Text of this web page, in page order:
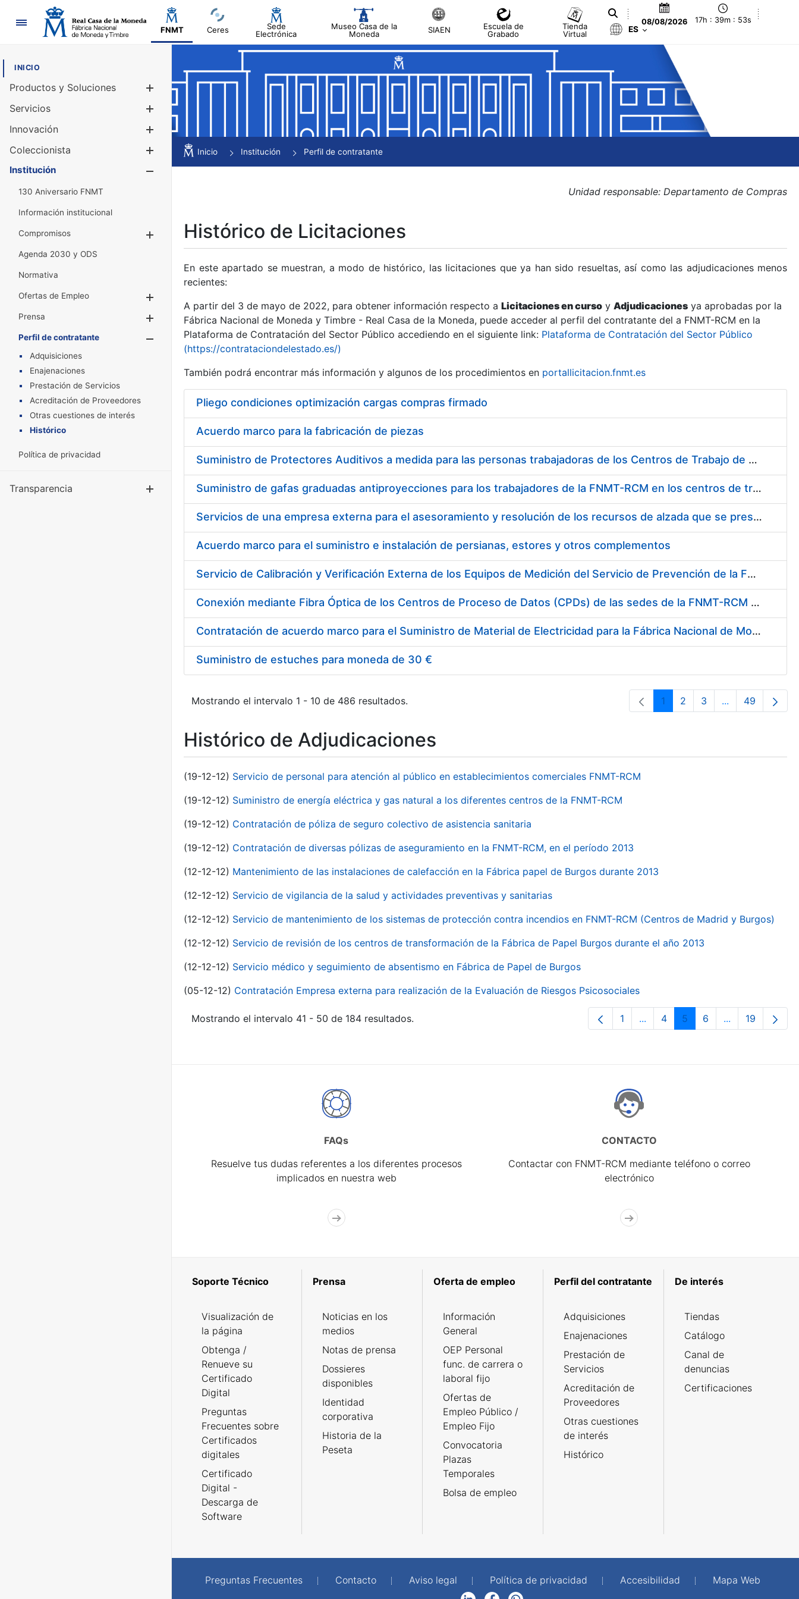
Navegación
FNMT Ceres
Sede
Electrónica
Museo Casa de la
Moneda
SIAEN
Escuela de
Grabado
Tienda
Virtual
08/08/2026 17h : 39m : 54s
ES
INICIO
Productos y Soluciones
Mostrar/Ocultar
Servicios
Innovación
Coleccionista
Mostrar/Ocultar
Institución
130 Aniversario FNMT
Información institucional
Compromisos
Mostrar/Ocultar
Agenda 2030 y ODS
Normativa
Ofertas de Empleo
Prensa
Mostrar/Ocultar
Perfil de contratante
Mostrar/Ocultar
Adquisiciones
Enajenaciones
Prestación de Servicios
Acreditación de Proveedores
Otras cuestiones de interés
Histórico
Política de privacidad
Transparencia Mostrar/Ocultar
Inicio Institución Perfil de contratante
Unidad responsable: Departamento de Compras
Histórico de Licitaciones
En este apartado se muestran, a modo de histórico, las licitaciones que ya han sido resueltas, así como las adjudicaciones menos
recientes:
A partir del 3 de mayo de 2022, para obtener información respecto a Licitaciones en curso y Adjudicaciones ya aprobadas por la
Fábrica Nacional de Moneda y Timbre - Real Casa de la Moneda, puede acceder al perfil del contratante del a FNMT-RCM en la
Plataforma de Contratación del Sector Público accediendo en el siguiente link: Plataforma de Contratación del Sector Público
(https://contrataciondelestado.es/)
También podrá encontrar más información y algunos de los procedimientos en portallicitacion.fnmt.es
Pliego condiciones optimización cargas compras firmado
Acuerdo marco para la fabricación de piezas
Suministro de Protectores Auditivos a medida para las personas trabajadoras de los Centros de Trabajo de Madrid y Burgos
Suministro de gafas graduadas antiproyecciones para los trabajadores de la FNMT-RCM en los centros de trabajo de Madrid y Burgos
Servicios de una empresa externa para el asesoramiento y resolución de los recursos de alzada que se presentan relacionados con procesos de selección para la FNMT-RCM
Acuerdo marco para el suministro e instalación de persianas, estores y otros complementos
Servicio de Calibración y Verificación Externa de los Equipos de Medición del Servicio de Prevención de la FNMT-RCM
Conexión mediante Fibra Óptica de los Centros de Proceso de Datos (CPDs) de las sedes de la FNMT-RCM de Burgos y Madrid
Contratación de acuerdo marco para el Suministro de Material de Electricidad para la Fábrica Nacional de Moneda y Timbre-Real Casa de la Moneda en su centro de trabajo de Burgos
Suministro de estuches para moneda de 30 €
Mostrando el intervalo 1 - 10 de 486 resultados. Página
1 Página
2 Página
3 ...PáginasPágina
49
Histórico de Adjudicaciones
(19-12-12) Servicio de personal para atención al público en establecimientos comerciales FNMT-RCM
(19-12-12) Suministro de energía eléctrica y gas natural a los diferentes centros de la FNMT-RCM
(19-12-12) Contratación de póliza de seguro colectivo de asistencia sanitaria
(19-12-12) Contratación de diversas pólizas de aseguramiento en la FNMT-RCM, en el período 2013
(12-12-12) Mantenimiento de las instalaciones de calefacción en la Fábrica papel de Burgos durante 2013
(12-12-12) Servicio de vigilancia de la salud y actividades preventivas y sanitarias
(12-12-12) Servicio de mantenimiento de los sistemas de protección contra incendios en FNMT-RCM (Centros de Madrid y Burgos)
(12-12-12) Servicio de revisión de los centros de transformación de la Fábrica de Papel Burgos durante el año 2013
(12-12-12) Servicio médico y seguimiento de absentismo en Fábrica de Papel de Burgos
(05-12-12) Contratación Empresa externa para realización de la Evaluación de Riesgos Psicosociales
Mostrando el intervalo 41 - 50 de 184 resultados. Página
1 ...Páginas intermedias Use TAB
Página
4 Página
5 Página
6 ...PáginasPágina
19
FAQs
Resuelve tus dudas referentes a los diferentes procesos
implicados en nuestra web
CONTACTO
Contactar con FNMT-RCM mediante teléfono o correo
electrónico
Soporte Técnico
Visualización de
la página
Obtenga /
Renueve su
Certificado
Digital
Preguntas
Frecuentes sobre
Certificados
digitales
Certificado
Digital -
Descarga de
Software
Prensa
Noticias en los
medios
Notas de prensa
Dossieres
disponibles
Identidad
corporativa
Historia de la
Peseta
Oferta de empleo
Información
General
OEP Personal
func. de carrera o
laboral fijo
Ofertas de
Empleo Público /
Empleo Fijo
Convocatoria
Plazas
Temporales
Bolsa de empleo
Perfil del contratante
Adquisiciones
Enajenaciones
Prestación de
Servicios
Acreditación de
Proveedores
Otras cuestiones
de interés
Histórico
De interés
Tiendas
Catálogo
Canal de
denuncias
Certificaciones
Preguntas Frecuentes Contacto Aviso legal Política de privacidad Accesibilidad
Mapa Web